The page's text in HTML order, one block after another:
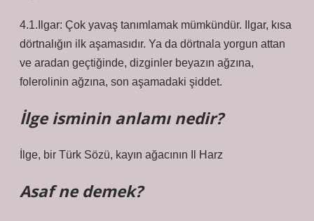
4.1.Ilgar: Çok yavaş tanımlamak mümkündür. Ilgar, kısa
dörtnalığın ilk aşamasıdır. Ya da dörtnala yorgun attan
ve aradan geçtiğinde, dizginler beyazın ağzına,
folerolinin ağzına, son aşamadaki şiddet.
İlge isminin anlamı nedir?
İlge, bir Türk Sözü, kayın ağacının Il Harz
Asaf ne demek?